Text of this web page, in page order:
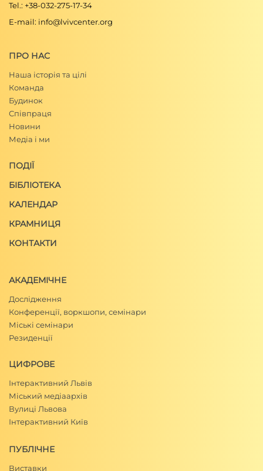
Tel.: +38-032-275-17-34
E-mail: info@lvivcenter.org
ПРО НАС
Наша історія та цілі
Команда
Будинок
Співпраця
Новини
Медіа і ми
ПОДІЇ
БІБЛІОТЕКА
КАЛЕНДАР
КРАМНИЦЯ
КОНТАКТИ
АКАДЕМІЧНЕ
Дослідження
Конференції, воркшопи, семінари
Міські семінари
Резиденції
ЦИФРОВЕ
Інтерактивний Львів
Міський медіаархів
Вулиці Львова
Інтерактивний Київ
ПУБЛІЧНЕ
Виставки